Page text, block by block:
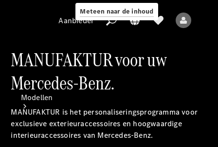
Meteen naar de inhoud
Aanbieder
Modellen
Aanbieder
MANUFAKTUR voor uw
Mercedes-Benz.
MANUFAKTUR is het personaliseringsprogramma voor
exclusieve exterieuraccessoires en hoogwaardige
interieuraccessoires van Mercedes-Benz.